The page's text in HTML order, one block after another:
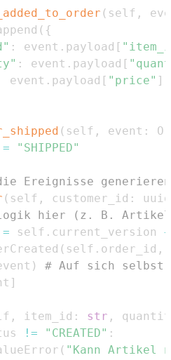
( self ,
( {
: event . payload [
: event . payload [
event . payload [ "price" ]
( self , event :
= "SHIPPED"
Ereignisse
( self , customer_id :
uuid
hier (z. B.
= self . current_version +
( self . order_id ,
)
# Auf sich selbst
]
, item_id : str ,
!= "CREATED" :
( "Kann Artikel